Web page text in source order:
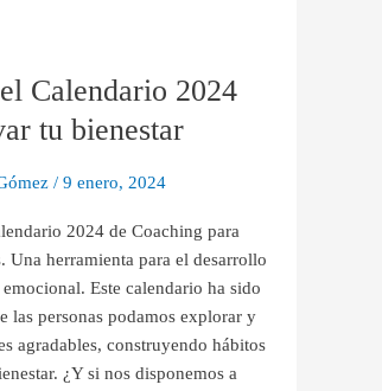
Calendario 2024
tu bienestar
/ 9 enero, 2024
2024 de Coaching para
Una herramienta para el desarrollo
Este calendario ha sido
las personas podamos explorar y
agradables, construyendo hábitos
¿Y si nos disponemos a